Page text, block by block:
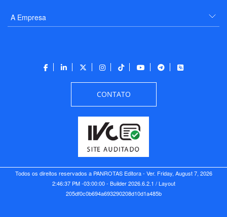
A Empresa
CONTATO
Todos os direitos reservados a PANROTAS Editora - Ver. Friday, August 7, 2026
2:46:37 PM -03:00:00 - Builder 2026.6.2.1 / Layout
205df0c0b694a693290208d10d1a485b